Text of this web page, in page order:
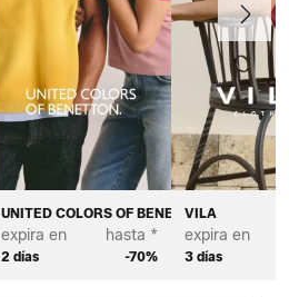
UNITED COLORS OF BENETTON
expira en
2 días
hasta *
-70%
VILA
expira en
3 días